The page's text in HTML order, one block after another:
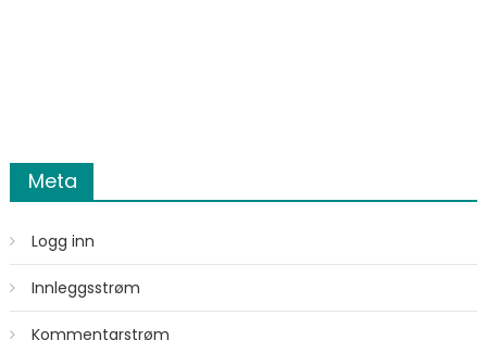
Meta
Logg inn
Innleggsstrøm
Kommentarstrøm